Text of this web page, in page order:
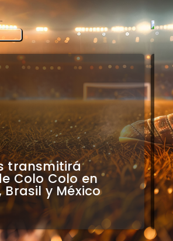
compara a
con Real Madrid de